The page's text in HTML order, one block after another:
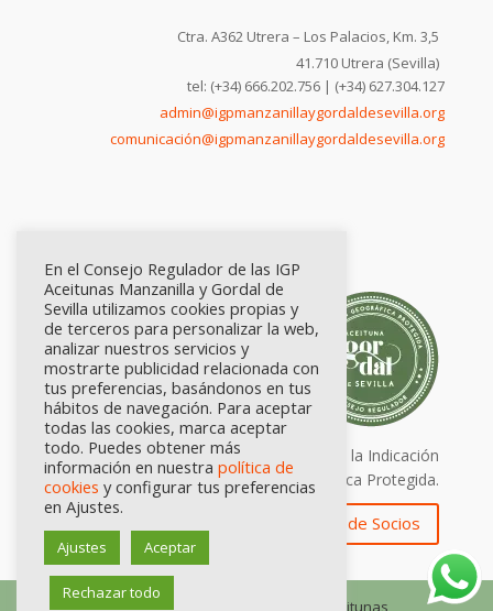
Ctra. A362 Utrera – Los Palacios, Km. 3,5
41.710 Utrera (Sevilla)
tel: (+34) 666.202.756 | (+34) 627.304.127
admin@igpmanzanillaygordaldesevilla.org
comunicación@igpmanzanillaygordaldesevilla.org
Calidad certificada por Origen. Sellos de la Indicación
Geográfica Protegida.
Zona de Socios
© Consejo Regulador de las IGP Aceitunas
En el Consejo Regulador de las IGP
Aceitunas Manzanilla y Gordal de
Sevilla utilizamos cookies propias y
de terceros para personalizar la web,
analizar nuestros servicios y
mostrarte publicidad relacionada con
tus preferencias, basándonos en tus
hábitos de navegación. Para aceptar
todas las cookies, marca aceptar
todo. Puedes obtener más
información en nuestra política de
cookies y configurar tus preferencias
en Ajustes.
Ajustes Aceptar
Rechazar todo